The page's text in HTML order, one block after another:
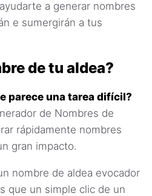
a generar nombres
e sumergirán a tus
de tu aldea?
parece una tarea difícil?
de Nombres de
rápidamente nombres
gran impacto.
nombre de aldea evocador
que un simple clic de un